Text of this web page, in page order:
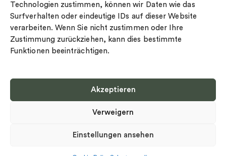
Technologien zustimmen, können wir Daten wie das
Surfverhalten oder eindeutige IDs auf dieser Website
verarbeiten. Wenn Sie nicht zustimmen oder Ihre
Zustimmung zurückziehen, kann dies bestimmte
Funktionen beeinträchtigen.
Akzeptieren
Verweigern
Einstellungen ansehen
Cookie-policy
Sekretesspolicy
Select country
Datenschutz-Bestimmungen
Urheberrecht 2026 Nordic Spectra Alle Rechte vorbehalten